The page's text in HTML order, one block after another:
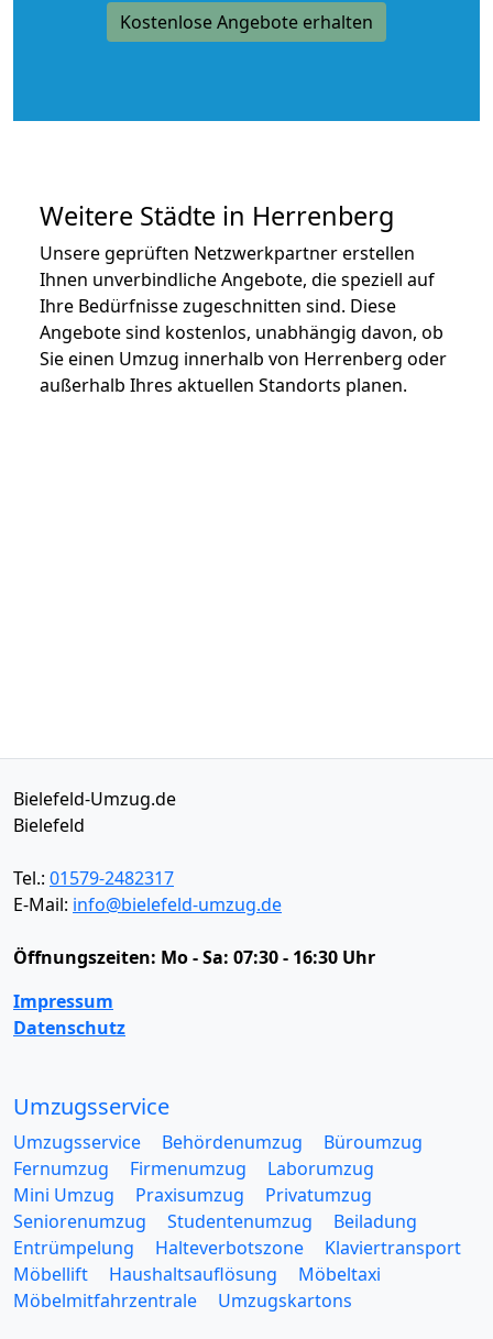
Kostenlose Angebote erhalten
Weitere Städte in Herrenberg
Unsere geprüften Netzwerkpartner erstellen
Ihnen unverbindliche Angebote, die speziell auf
Ihre Bedürfnisse zugeschnitten sind. Diese
Angebote sind kostenlos, unabhängig davon, ob
Sie einen Umzug innerhalb von Herrenberg oder
außerhalb Ihres aktuellen Standorts planen.
Bielefeld-Umzug.de
Bielefeld
Tel.: 01579-2482317
E-Mail: info@bielefeld-umzug.de
Öffnungszeiten: Mo - Sa: 07:30 - 16:30 Uhr
Impressum
Datenschutz
Umzugsservice
Umzugsservice Behördenumzug
Büroumzug
Fernumzug
Firmenumzug
Laborumzug
Mini Umzug
Praxisumzug
Privatumzug
Seniorenumzug
Studentenumzug
Beiladung
Entrümpelung
Halteverbotszone
Klaviertransport
Möbellift
Haushaltsauflösung
Möbeltaxi
Möbelmitfahrzentrale
Umzugskartons